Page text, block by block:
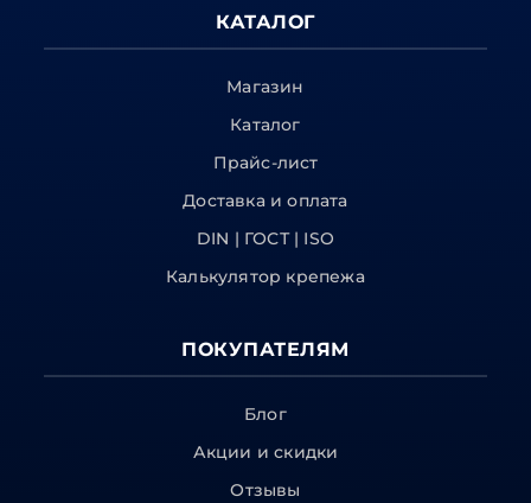
КАТАЛОГ
Магазин
Каталог
Прайс-лист
Доставка и оплата
DIN | ГОСТ | ISO
Калькулятор крепежа
ПОКУПАТЕЛЯМ
Блог
Акции и скидки
Отзывы